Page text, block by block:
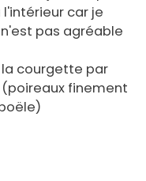
car je
pas agréable
courgette par
finement